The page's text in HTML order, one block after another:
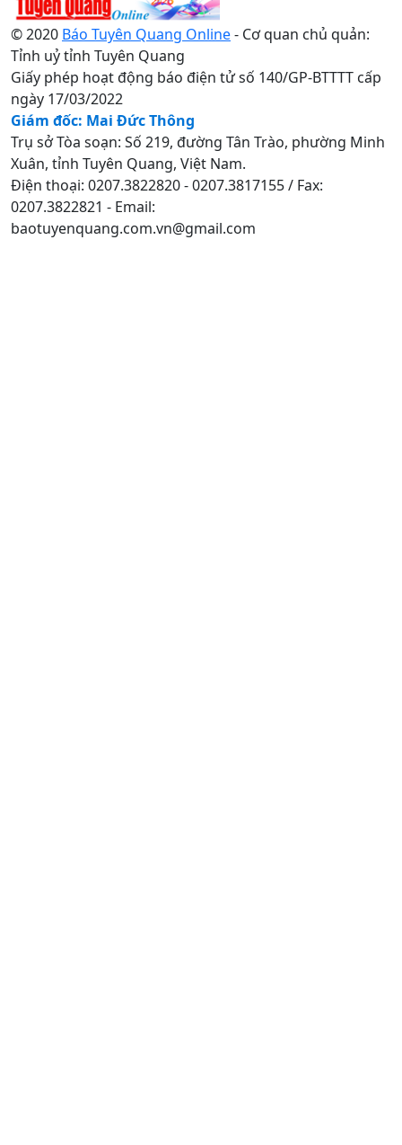
© 2020 Báo Tuyên Quang Online- Cơ quan chủ quản:
Tỉnh uỷ tỉnh Tuyên Quang
Giấy phép hoạt động báo điện tử số 140/GP-BTTTT cấp
ngày 17/03/2022
Giám đốc: Mai Đức Thông
Trụ sở Tòa soạn: Số 219, đường Tân Trào, phường Minh
Xuân, tỉnh Tuyên Quang, Việt Nam.
Điện thoại: 0207.3822820 - 0207.3817155 / Fax:
0207.3822821 - Email:
baotuyenquang.com.vn@gmail.com